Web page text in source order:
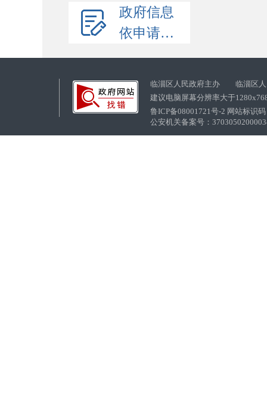
政府信息
依申请公开
临淄区人民政府主办 临淄区人
建议电脑屏幕分辨率大于
鲁ICP备08001721号-2 网站标识
公安机关备案号：